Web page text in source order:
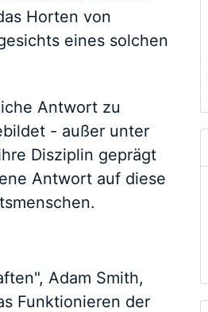
Horten von
eines solchen
Antwort zu
- außer unter
Disziplin geprägt
Antwort auf diese
Adam Smith,
Funktionieren der